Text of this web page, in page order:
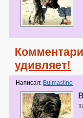
удивляет!
Написал: Bulmastino